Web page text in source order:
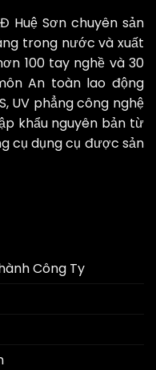
Huệ Sơn chuyên sản
trong nước và xuất
100 tay nghề và 30
An toàn lao động
UV phẳng công nghệ
khẩu nguyên bản từ
cụ dụng cụ được sản
Công Ty